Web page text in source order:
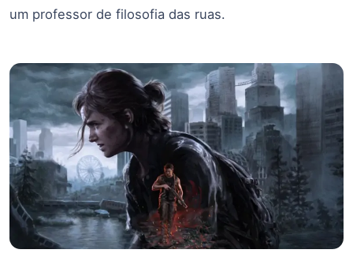
um professor de filosofia das ruas.